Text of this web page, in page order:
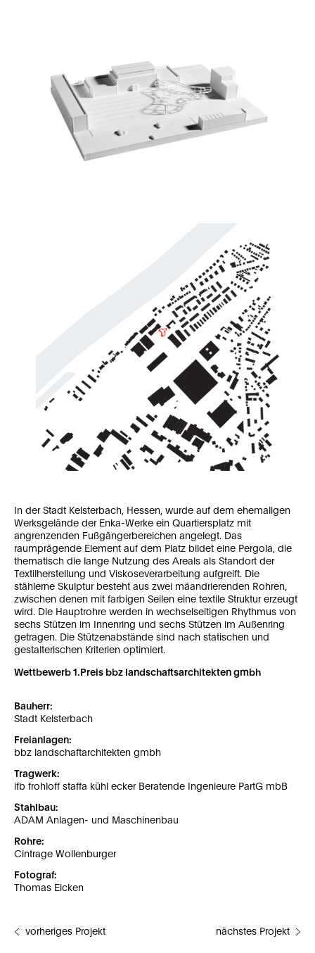
In der Stadt Kelsterbach, Hessen, wurde auf dem ehemaligen
Werksgelände der Enka-Werke ein Quartiersplatz mit
angrenzenden Fußgängerbereichen angelegt. Das
raumprägende Element auf dem Platz bildet eine Pergola, die
thematisch die lange Nutzung des Areals als Standort der
Textilherstel­lung und Viskoseverarbeitung aufgreift. Die
stählerne Skulptur besteht aus zwei mäandrierenden Rohren,
zwischen denen mit farbigen Seilen eine textile Struktur erzeugt
wird. Die Hauptrohre werden in wechselseitigen Rhythmus von
sechs Stützen im Innenring und sechs Stützen im Außenring
getragen. Die Stützenabstände sind nach statischen und
gestalterischen Kriterien optimiert.
Wettbewerb 1.Preis bbz landschaftsarchitekten gmbh
Bauherr:
Stadt Kelsterbach
Freianlagen:
bbz landschaftarchitekten gmbh
Tragwerk:
ifb frohloff staffa kühl ecker Beratende Ingenieure PartG mbB
Stahlbau:
ADAM Anlagen- und Maschinenbau
Rohre:
Cintrage Wollenburger
Fotograf:
Thomas Eicken
vorheriges Projekt nächstes Projekt